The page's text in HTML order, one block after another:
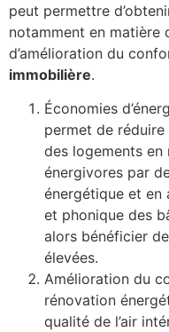
peut permettre
notamment en matière
d’amélioration du
immobilière.
Économies
permet de réduire
des logements en
énergivores par
énergétique et en
et phonique des
alors bénéficier
élevées.
Amélioration du
rénovation
qualité de l’air